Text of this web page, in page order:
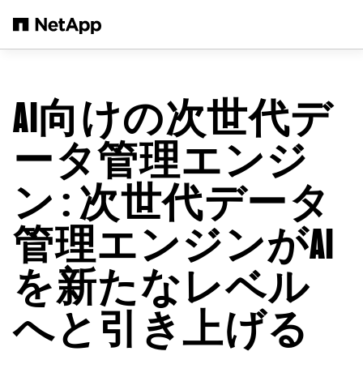
AI向けの次世代デ
ータ管理エンジ
ン : 次世代データ
管理エンジンがAI
を新たなレベル
へと引き上げる